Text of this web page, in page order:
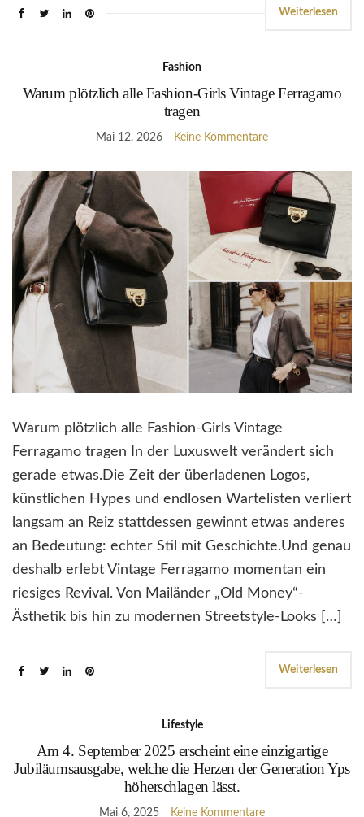
Weiterlesen
Fashion
Warum plötzlich alle Fashion-Girls Vintage Ferragamo
tragen
Mai 12, 2026 Keine Kommentare
Warum plötzlich alle Fashion-Girls Vintage
Ferragamo tragen In der Luxuswelt verändert sich
gerade etwas.Die Zeit der überladenen Logos,
künstlichen Hypes und endlosen Wartelisten verliert
langsam an Reiz stattdessen gewinnt etwas anderes
an Bedeutung: echter Stil mit Geschichte.Und genau
deshalb erlebt Vintage Ferragamo momentan ein
riesiges Revival. Von Mailänder „Old Money“-
Ästhetik bis hin zu modernen Streetstyle-Looks […]
Weiterlesen
Lifestyle
Am 4. September 2025 erscheint eine einzigartige
Jubiläumsausgabe, welche die Herzen der Generation Yps
höherschlagen lässt.
Mai 6, 2025 Keine Kommentare